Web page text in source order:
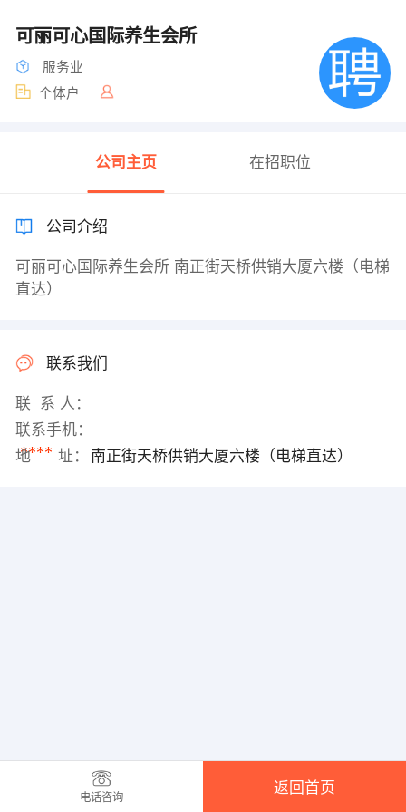
可丽可心国际养生会所
服务业
个体户
公司主页 在招职位
公司介绍
可丽可心国际养生会所 南正街天桥供销大厦六楼（电梯
直达）
联系我们
联 系 人：
联系手机：
****
地 址： 南正街天桥供销大厦六楼（电梯直达）
电话咨询
返回首页